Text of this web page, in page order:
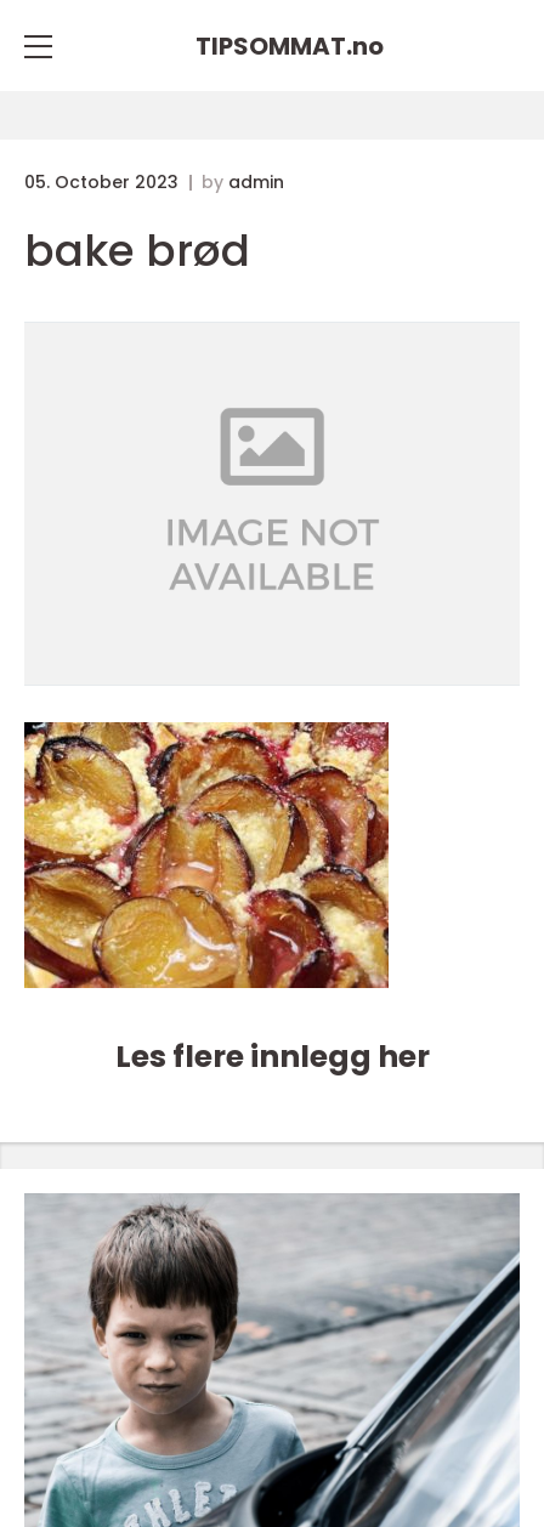
TIPSOMMAT.no
05. October 2023 by admin
bake brød
Les flere innlegg her